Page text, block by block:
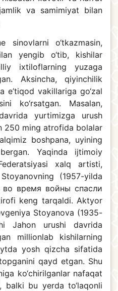
va samimiyat bilan
sinovlarni o‘tkazmasin,
yengib o‘tib, kishilar
ixtiloflarning yuzaga
Aksincha, qiyinchilik
e’tiqod vakillariga go‘zal
ko‘rsatgan. Masalan,
yurtimizga urush
250 ming atrofida bolalar
boshpana, uyining
Yaqinda ijtimoiy
xalq artisti,
(1957-yilda
время войны спасли
keng tarqaldi. Aktyor
Stoyanova (1935-
Jahon urushi davrida
millionlab kishilarning
yosh qizcha sifatida
qayd etgan. Shu
ko‘chirilganlar nafaqat
balki bu yerda to‘laqonli